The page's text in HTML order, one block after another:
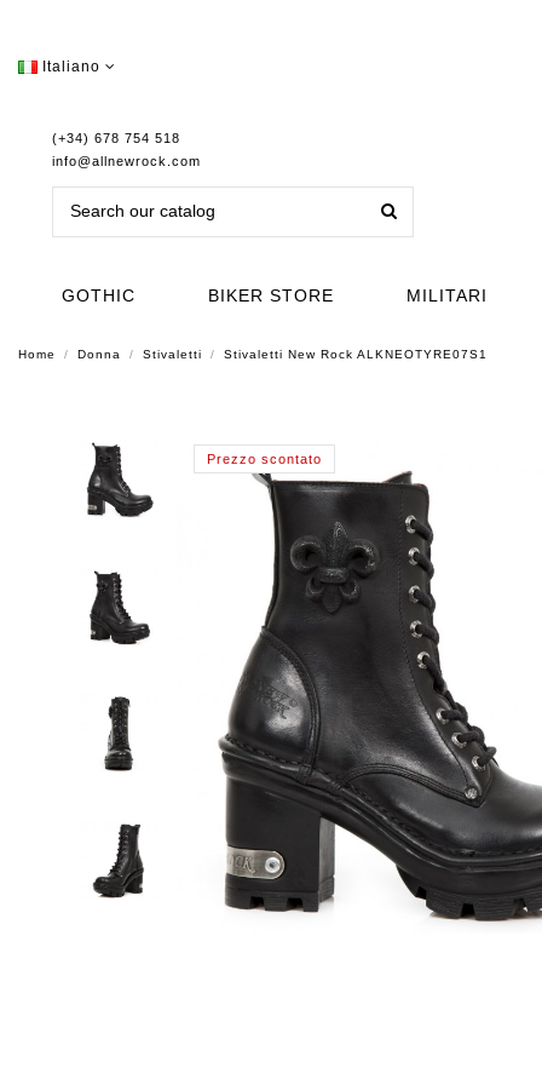
Italiano
(+34) 678 754 518
info@allnewrock.com
GOTHIC BIKER STORE MILITARI
Home Donna Stivaletti Stivaletti New Rock ALKNEOTYRE07S1
Prezzo scontato